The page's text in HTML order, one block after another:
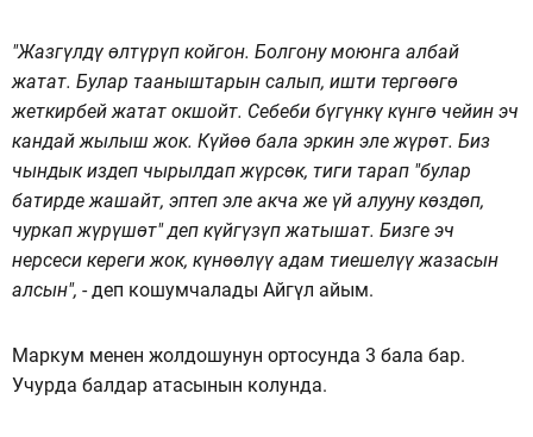
"Жазгүлдү өлтүрүп койгон. Болгону моюнга албай
жатат. Булар тааныштарын салып, ишти тергөөгө
жеткирбей жатат окшойт. Себеби бүгүнкү күнгө чейин эч
кандай жылыш жок. Күйөө бала эркин эле жүрөт. Биз
чындык издеп чырылдап жүрсөк, тиги тарап "булар
батирде жашайт, эптеп эле акча же үй алууну көздөп,
чуркап жүрүшөт" деп күйгүзүп жатышат. Бизге эч
нерсеси кереги жок, күнөөлүү адам тиешелүү жазасын
алсын", - деп кошумчалады Айгүл айым.
Маркум менен жолдошунун ортосунда 3 бала бар.
Учурда балдар атасынын колунда.